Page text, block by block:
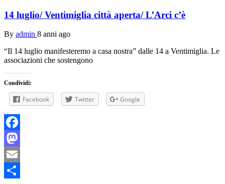
14 luglio/ Ventimiglia città aperta/ L’Arci c’è
By admin 8 anni ago
“Il 14 luglio manifesteremo a casa nostra” dalle 14 a Ventimiglia. Le
associazioni che sostengono
Condividi:
Facebook Twitter Google
Facebook
Mastodon
Email